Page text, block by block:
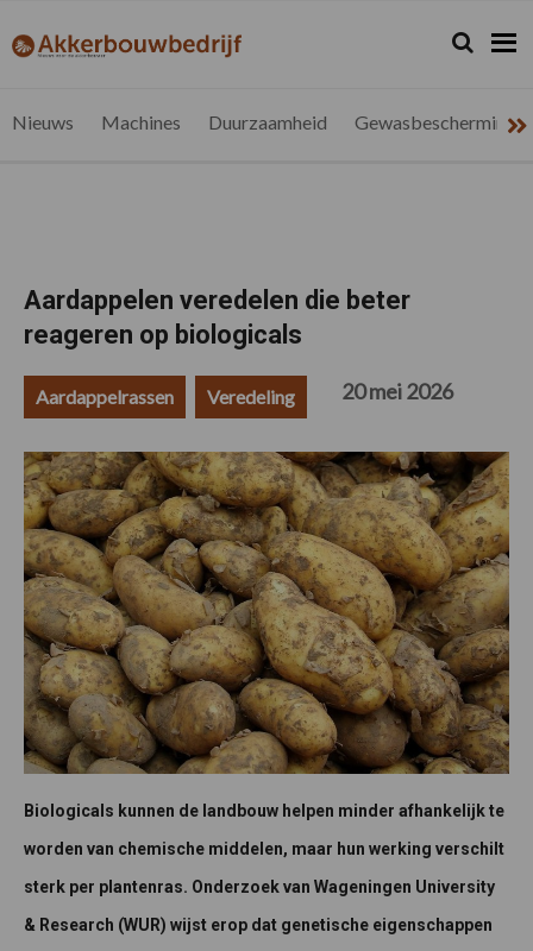
de
de
de
de
akkerbouwbedrijf.be
Nieuws
Zoeken...
Zoek
Nieuws Machines Duurzaamheid Gewasbescherming
Aardappelen veredelen die beter
reageren op biologicals
Aardappelrassen Veredeling 20 mei 2026
Biologicals kunnen de landbouw helpen minder afhankelijk te
worden van chemische middelen, maar hun werking verschilt
sterk per plantenras. Onderzoek van Wageningen University
& Research (WUR) wijst erop dat genetische eigenschappen